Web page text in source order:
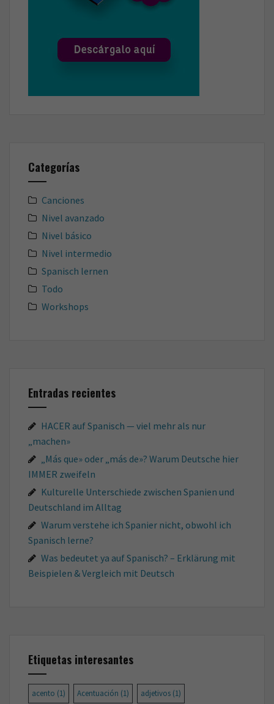
Categorías
Canciones
Nivel avanzado
Nivel básico
Nivel intermedio
Spanisch lernen
Todo
Workshops
Entradas recientes
HACER auf Spanisch — viel mehr als nur
„machen»
„Más que» oder „más de»? Warum Deutsche hier
IMMER zweifeln
Kulturelle Unterschiede zwischen Spanien und
Deutschland im Alltag
Warum verstehe ich Spanier nicht, obwohl ich
Spanisch lerne?
Was bedeutet ya auf Spanisch? – Erklärung mit
Beispielen & Vergleich mit Deutsch
Etiquetas interesantes
acento (1) Acentuación (1) adjetivos (1)